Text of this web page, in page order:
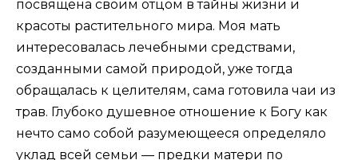
посвящена своим отцом в тайны жизни и
красоты растительного мира. Моя мать
интересовалась лечебными средствами,
созданными самой природой, уже тогда
обращалась к целителям, сама готовила чаи из
трав. Глубоко душевное отношение к Богу как
нечто само собой разумеющееся определяло
уклад всей семьи — предки матери по